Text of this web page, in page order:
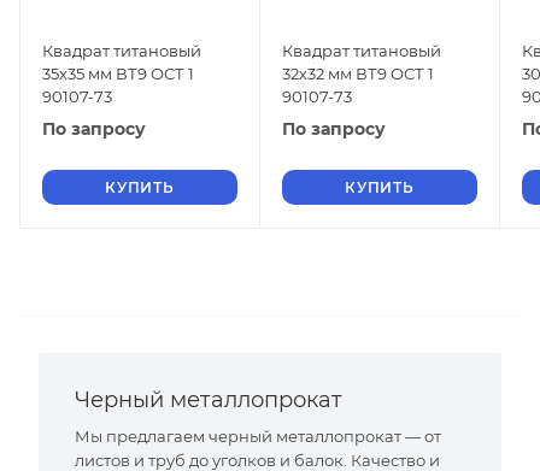
Квадрат титановый
35х35 мм ВТ9 ОСТ 1
90107-73
По запросу
КУПИТЬ
Квадрат титановый
32х32 мм ВТ9 ОСТ 1
90107-73
По запросу
КУПИТЬ
Черный металлопрокат
Мы предлагаем черный металлопрокат — от
листов и труб до уголков и балок. Качество и